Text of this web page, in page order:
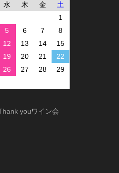
水 木 金
土
1
5 6 7
8
12 13 14
15
19 20 21
22
26 27 28
29
youワイン会